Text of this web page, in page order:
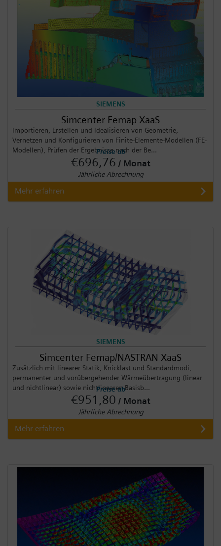
SIEMENS
Simcenter Femap XaaS
Importieren, Erstellen und Idealisieren von Geometrie,
Vernetzen und Konfigurieren von Finite-Elemente-Modellen (FE-
Modellen), Prüfen der Ergebnisse nach der Be...
Preise ab
€696,76 / Monat
Jährliche Abrechnung
Mehr erfahren
SIEMENS
Simcenter Femap/NASTRAN XaaS
Zusätzlich mit linearer Statik, Knicklast und Standardmodi,
permanenter und vorübergehender Wärmeübertragung (linear
und nichtlinear) sowie nichtlinearen Basisb...
Preise ab
€951,80 / Monat
Jährliche Abrechnung
Mehr erfahren